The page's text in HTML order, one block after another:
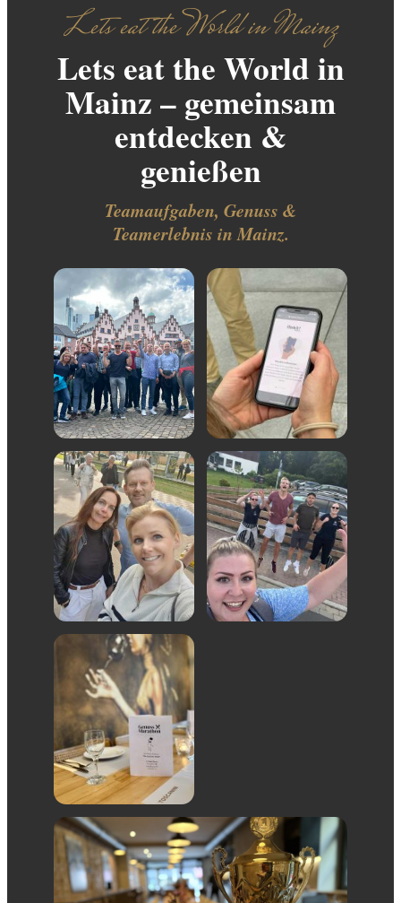
Lets eat the World in Mainz
Lets eat the World in
Mainz – gemeinsam
entdecken &
genießen
Teamaufgaben, Genuss &
Teamerlebnis in Mainz.